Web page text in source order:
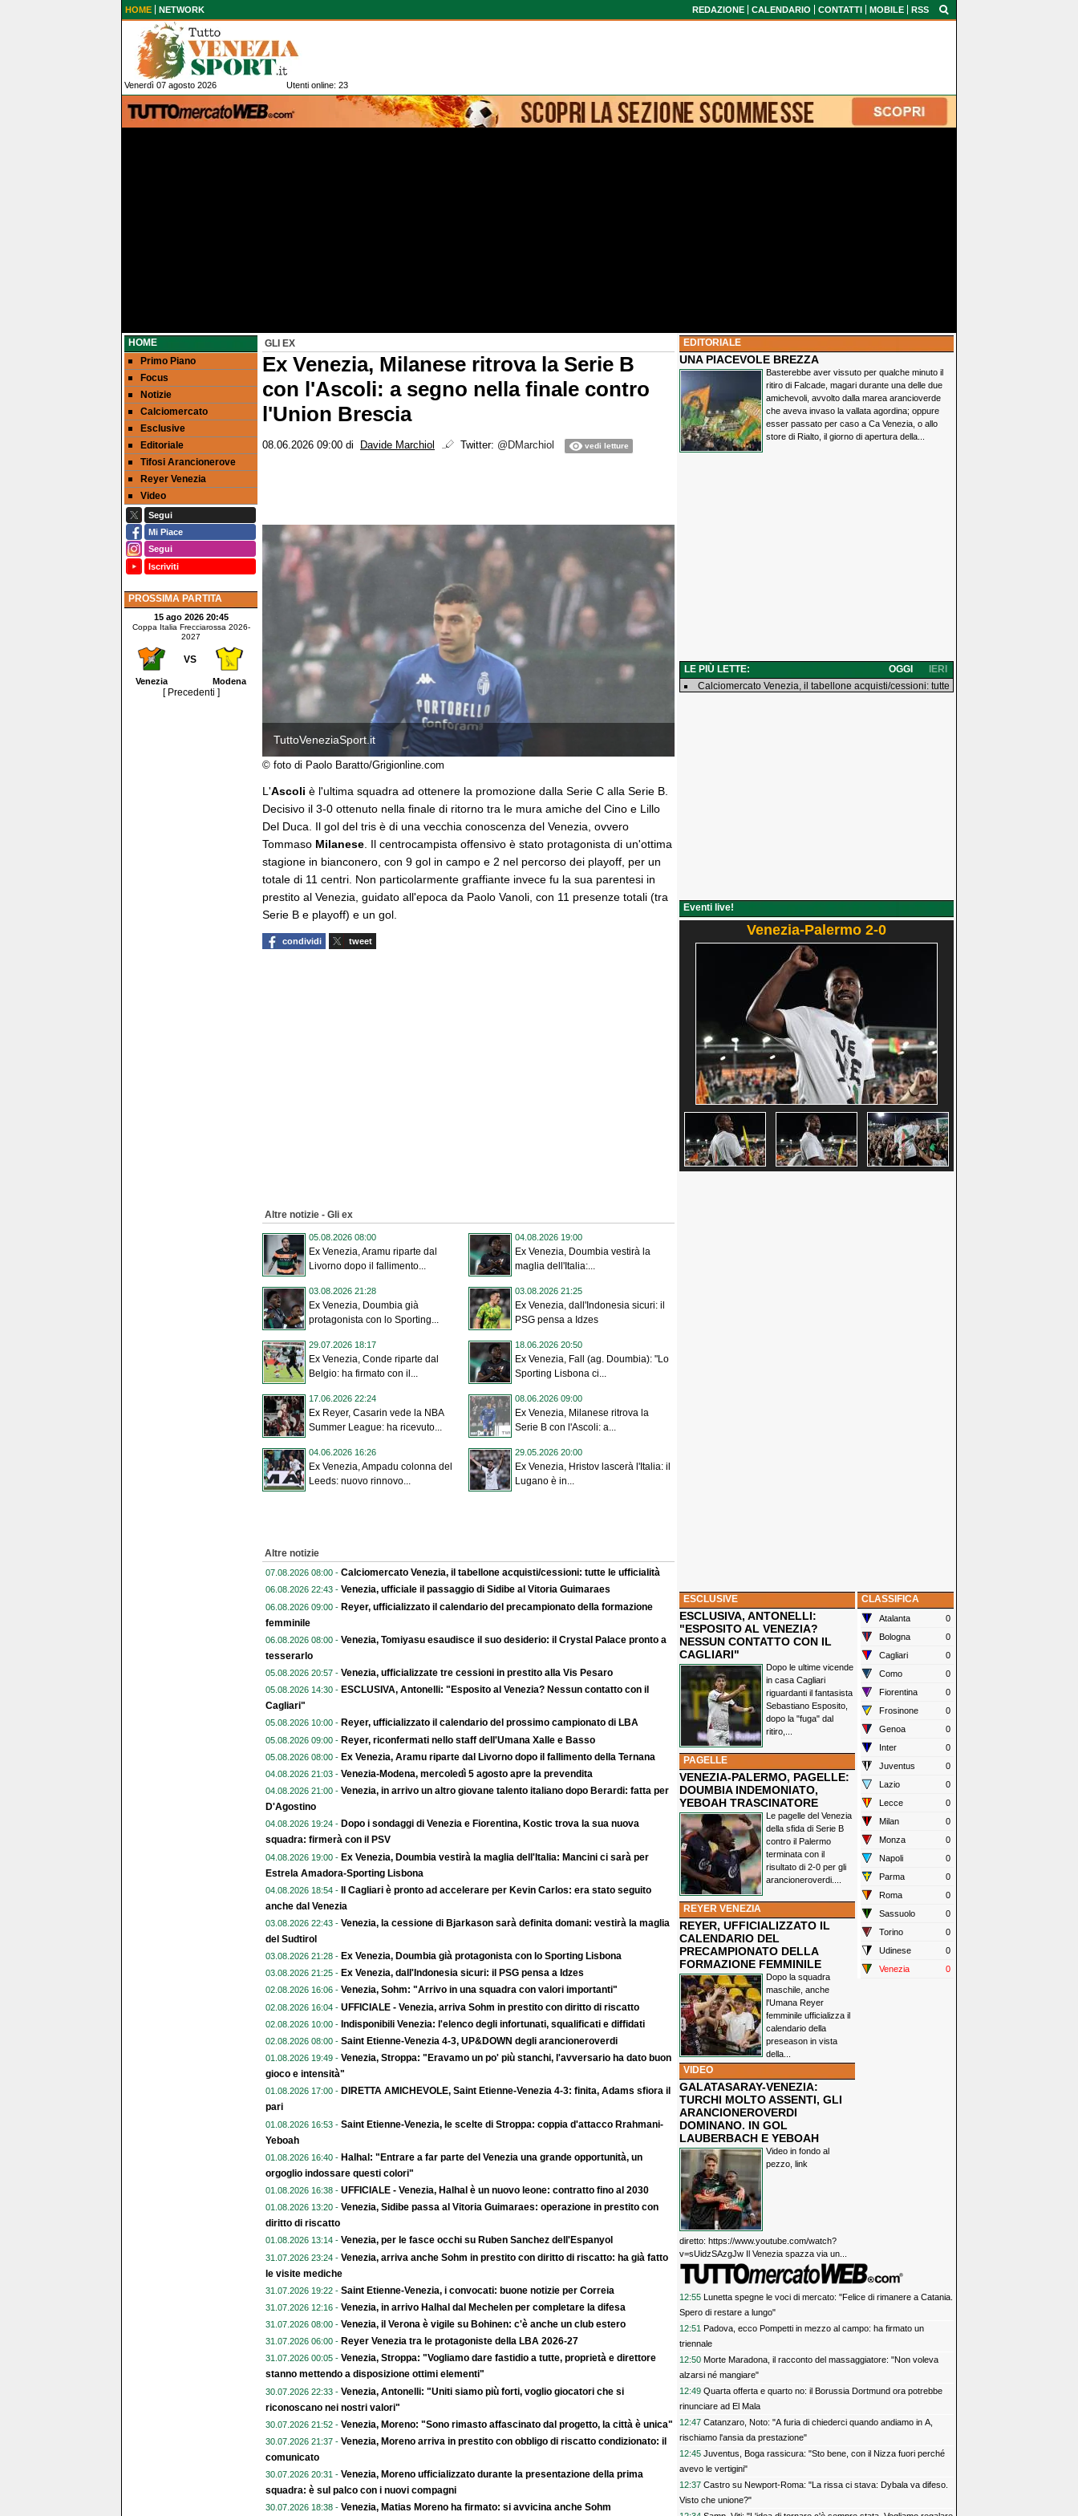
HOME NETWORK REDAZIONE CALENDARIO CONTATTI MOBILE RSS
Venerdì 07 agosto 2026 Utenti online: 23
HOME
Primo Piano
Focus
Notizie
Calciomercato
Esclusive
Editoriale
Tifosi Arancionerove
Reyer Venezia
Video
Segui
Mi Piace
Segui
Iscriviti
PROSSIMA PARTITA
15 ago 2026 20:45
Coppa Italia Frecciarossa 2026-
2027
VS
Venezia Modena
[ Precedenti ]
GLI EX
Ex Venezia, Milanese ritrova la Serie B
con l'Ascoli: a segno nella finale contro
l'Union Brescia
08.06.2026 09:00 di Davide Marchiol Twitter: @DMarchiol vedi letture
TuttoVeneziaSport.it
© foto di Paolo Baratto/Grigionline.com
L'Ascoli è l'ultima squadra ad ottenere la promozione dalla Serie C alla Serie B.
Decisivo il 3-0 ottenuto nella finale di ritorno tra le mura amiche del Cino e Lillo
Del Duca. Il gol del tris è di una vecchia conoscenza del Venezia, ovvero
Tommaso Milanese . Il centrocampista offensivo è stato protagonista di un'ottima
stagione in bianconero, con 9 gol in campo e 2 nel percorso dei playoff, per un
totale di 11 centri. Non particolarmente graffiante invece fu la sua parentesi in
prestito al Venezia, guidato all'epoca da Paolo Vanoli, con 11 presenze totali (tra
Serie B e playoff) e un gol.
condividi tweet
Altre notizie - Gli ex
05.08.2026 08:00
Ex Venezia, Aramu riparte dal
Livorno dopo il fallimento...
04.08.2026 19:00
Ex Venezia, Doumbia vestirà la
maglia dell'Italia:...
03.08.2026 21:28
Ex Venezia, Doumbia già
protagonista con lo Sporting...
03.08.2026 21:25
Ex Venezia, dall'Indonesia sicuri: il
PSG pensa a Idzes
29.07.2026 18:17
Ex Venezia, Conde riparte dal
Belgio: ha firmato con il...
18.06.2026 20:50
Ex Venezia, Fall (ag. Doumbia): "Lo
Sporting Lisbona ci...
17.06.2026 22:24
Ex Reyer, Casarin vede la NBA
Summer League: ha ricevuto...
08.06.2026 09:00
Ex Venezia, Milanese ritrova la
Serie B con l'Ascoli: a...
04.06.2026 16:26
Ex Venezia, Ampadu colonna del
Leeds: nuovo rinnovo...
29.05.2026 20:00
Ex Venezia, Hristov lascerà l'Italia: il
Lugano è in...
Altre notizie
07.08.2026 08:00 - Calciomercato Venezia, il tabellone acquisti/cessioni: tutte le ufficialità
06.08.2026 22:43 - Venezia, ufficiale il passaggio di Sidibe al Vitoria Guimaraes
06.08.2026 09:00 - Reyer, ufficializzato il calendario del precampionato della formazione
femminile
06.08.2026 08:00 - Venezia, Tomiyasu esaudisce il suo desiderio: il Crystal Palace pronto a
tesserarlo
05.08.2026 20:57 - Venezia, ufficializzate tre cessioni in prestito alla Vis Pesaro
05.08.2026 14:30 - ESCLUSIVA, Antonelli: "Esposito al Venezia? Nessun contatto con il
Cagliari"
05.08.2026 10:00 - Reyer, ufficializzato il calendario del prossimo campionato di LBA
05.08.2026 09:00 - Reyer, riconfermati nello staff dell'Umana Xalle e Basso
05.08.2026 08:00 - Ex Venezia, Aramu riparte dal Livorno dopo il fallimento della Ternana
04.08.2026 21:03 - Venezia-Modena, mercoledì 5 agosto apre la prevendita
04.08.2026 21:00 - Venezia, in arrivo un altro giovane talento italiano dopo Berardi: fatta per
D'Agostino
04.08.2026 19:24 - Dopo i sondaggi di Venezia e Fiorentina, Kostic trova la sua nuova
squadra: firmerà con il PSV
04.08.2026 19:00 - Ex Venezia, Doumbia vestirà la maglia dell'Italia: Mancini ci sarà per
Estrela Amadora-Sporting Lisbona
04.08.2026 18:54 - Il Cagliari è pronto ad accelerare per Kevin Carlos: era stato seguito
anche dal Venezia
03.08.2026 22:43 - Venezia, la cessione di Bjarkason sarà definita domani: vestirà la maglia
del Sudtirol
03.08.2026 21:28 - Ex Venezia, Doumbia già protagonista con lo Sporting Lisbona
03.08.2026 21:25 - Ex Venezia, dall'Indonesia sicuri: il PSG pensa a Idzes
02.08.2026 16:06 - Venezia, Sohm: "Arrivo in una squadra con valori importanti"
02.08.2026 16:04 - UFFICIALE - Venezia, arriva Sohm in prestito con diritto di riscatto
02.08.2026 10:00 - Indisponibili Venezia: l'elenco degli infortunati, squalificati e diffidati
02.08.2026 08:00 - Saint Etienne-Venezia 4-3, UP&DOWN degli arancioneroverdi
01.08.2026 19:49 - Venezia, Stroppa: "Eravamo un po' più stanchi, l'avversario ha dato buon
gioco e intensità"
01.08.2026 17:00 - DIRETTA AMICHEVOLE, Saint Etienne-Venezia 4-3: finita, Adams sfiora il
pari
01.08.2026 16:53 - Saint Etienne-Venezia, le scelte di Stroppa: coppia d'attacco Rrahmani-
Yeboah
01.08.2026 16:40 - Halhal: "Entrare a far parte del Venezia una grande opportunità, un
orgoglio indossare questi colori"
01.08.2026 16:38 - UFFICIALE - Venezia, Halhal è un nuovo leone: contratto fino al 2030
01.08.2026 13:20 - Venezia, Sidibe passa al Vitoria Guimaraes: operazione in prestito con
diritto di riscatto
01.08.2026 13:14 - Venezia, per le fasce occhi su Ruben Sanchez dell'Espanyol
31.07.2026 23:24 - Venezia, arriva anche Sohm in prestito con diritto di riscatto: ha già fatto
le visite mediche
31.07.2026 19:22 - Saint Etienne-Venezia, i convocati: buone notizie per Correia
31.07.2026 12:16 - Venezia, in arrivo Halhal dal Mechelen per completare la difesa
31.07.2026 08:00 - Venezia, il Verona è vigile su Bohinen: c'è anche un club estero
31.07.2026 06:00 - Reyer Venezia tra le protagoniste della LBA 2026-27
31.07.2026 00:05 - Venezia, Stroppa: "Vogliamo dare fastidio a tutte, proprietà e direttore
stanno mettendo a disposizione ottimi elementi"
30.07.2026 22:33 - Venezia, Antonelli: "Uniti siamo più forti, voglio giocatori che si
riconoscano nei nostri valori"
30.07.2026 21:52 - Venezia, Moreno: "Sono rimasto affascinato dal progetto, la città è unica"
30.07.2026 21:37 - Venezia, Moreno arriva in prestito con obbligo di riscatto condizionato: il
comunicato
30.07.2026 20:31 - Venezia, Moreno ufficializzato durante la presentazione della prima
squadra: è sul palco con i nuovi compagni
30.07.2026 18:38 - Venezia, Matias Moreno ha firmato: si avvicina anche Sohm
EDITORIALE
UNA PIACEVOLE BREZZA
Basterebbe aver vissuto per qualche minuto il
ritiro di Falcade, magari durante una delle due
amichevoli, avvolto dalla marea arancioverde
che aveva invaso la vallata agordina; oppure
esser passato per caso a Ca Venezia, o allo
store di Rialto, il giorno di apertura della...
LE PIÙ LETTE: IERI
OGGI
Calciomercato Venezia, il tabellone acquisti/cessioni: tutte
Eventi live!
Venezia-Palermo 2-0
ESCLUSIVE
ESCLUSIVA, ANTONELLI:
"ESPOSITO AL VENEZIA?
NESSUN CONTATTO CON IL
CAGLIARI"
Dopo le ultime vicende
in casa Cagliari
riguardanti il fantasista
Sebastiano Esposito,
dopo la "fuga" dal
ritiro,...
PAGELLE
VENEZIA-PALERMO, PAGELLE:
DOUMBIA INDEMONIATO,
YEBOAH TRASCINATORE
Le pagelle del Venezia
della sfida di Serie B
contro il Palermo
terminata con il
risultato di 2-0 per gli
arancioneroverdi....
REYER VENEZIA
REYER, UFFICIALIZZATO IL
CALENDARIO DEL
PRECAMPIONATO DELLA
FORMAZIONE FEMMINILE
Dopo la squadra
maschile, anche
l'Umana Reyer
femminile ufficializza il
calendario della
preseason in vista
della...
VIDEO
GALATASARAY-VENEZIA:
TURCHI MOLTO ASSENTI, GLI
ARANCIONEROVERDI
DOMINANO. IN GOL
LAUBERBACH E YEBOAH
Video in fondo al
pezzo, link
diretto: https://www.youtube.com/watch?
v=sUidzSAzgJw Il Venezia spazza via un...
CLASSIFICA
Atalanta
0
Bologna
0
Cagliari
0
Como
0
Fiorentina
0
Frosinone
0
Genoa
0
Inter
0
Juventus
0
Lazio
0
Lecce
0
Milan
0
Monza
0
Napoli
0
Parma
0
Roma
0
Sassuolo
0
Torino
0
Udinese
0
Venezia
0
12:55 Lunetta spegne le voci di mercato: "Felice di rimanere a Catania.
Spero di restare a lungo"
12:51 Padova, ecco Pompetti in mezzo al campo: ha firmato un
triennale
12:50 Morte Maradona, il racconto del massaggiatore: "Non voleva
alzarsi né mangiare"
12:49 Quarta offerta e quarto no: il Borussia Dortmund ora potrebbe
rinunciare ad El Mala
12:47 Catanzaro, Noto: "A furia di chiederci quando andiamo in A,
rischiamo l'ansia da prestazione"
12:45 Juventus, Boga rassicura: "Sto bene, con il Nizza fuori perché
avevo le vertigini"
12:37 Castro su Newport-Roma: "La rissa ci stava: Dybala va difeso.
Visto che unione?"